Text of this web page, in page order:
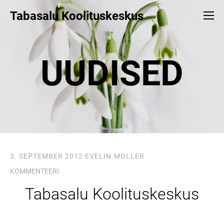
Tabasalu Koolituskeskus
UUDISED
3. SEPTEMBER 2012 EVELIN.MOLLER
KOMMENTEERI
Tabasalu Koolituskeskus